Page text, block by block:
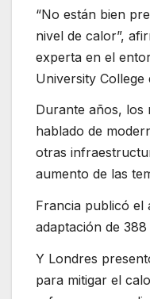
“No están bien
nivel de calor”,
experta en el
University College
Durante años, los
hablado de
otras
aumento de las
Francia publicó el
adaptación de
Y Londres
para mitigar el